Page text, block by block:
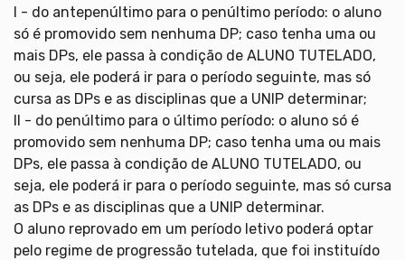
I - do antepenúltimo para o penúltimo período: o aluno
só é promovido sem nenhuma DP; caso tenha uma ou
mais DPs, ele passa à condição de ALUNO TUTELADO,
ou seja, ele poderá ir para o período seguinte, mas só
cursa as DPs e as disciplinas que a UNIP determinar;
II - do penúltimo para o último período: o aluno só é
promovido sem nenhuma DP; caso tenha uma ou mais
DPs, ele passa à condição de ALUNO TUTELADO, ou
seja, ele poderá ir para o período seguinte, mas só cursa
as DPs e as disciplinas que a UNIP determinar.
O aluno reprovado em um período letivo poderá optar
pelo regime de progressão tutelada, que foi instituído